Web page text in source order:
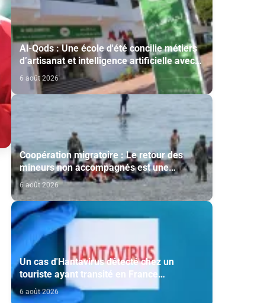
Al-Qods : Une école d'été concilie métiers
d’artisanat et intelligence artificielle avec
le soutien de l'Agence Bayt Mal Al-Qods
Acharif
6 août 2026
Coopération migratoire : Le retour des
mineurs non accompagnés est une
question de principe basée sur les Hautes
Instructions Royales (source diplomatique)
6 août 2026
Un cas d'Hantavirus détecté chez un
touriste ayant transité en France
(ministère)
6 août 2026